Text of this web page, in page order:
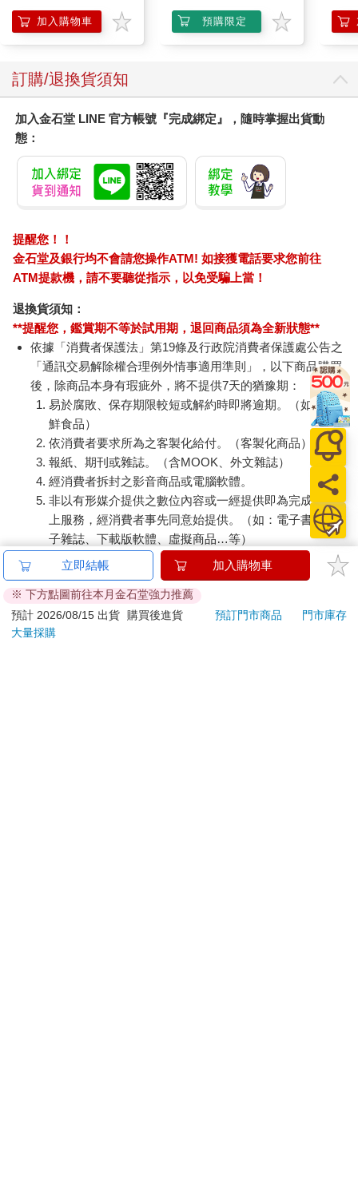
在想什麼。」
「難道熱舞社不用上台嗎？妳明明也被選為上台跳舞一員不
是。」
學生。
老天，一點也不誇張，真的就是鮮花，居然有人會帶著鮮花來學
校送方琦然。
「白痴真是一堆。」方琦然碎念，但還是禮貌性地出去應付對
方，沒幾分鐘那男的便垂頭喪氣拿著花離開。
班上男生發出嘲笑的聲音，同時也散發著絕望的悲哀，畢竟冰山
方琦然是個不可攻破的高牆，什麼都打動不了她，更別說要進入
她的內心。
在乎。
不過還是要為方琦然平反一下，冰山不是一日造成，漂亮又聰明
能幹外加嘴巴不留情的女生，如果沒被排擠反而有些不可思議，
方琦然只有說過一次：「象妳這樣只愛吃的女生最適合我了。」
所以我猜，她以前一定也經歷過被友情背叛的風霜過往，如今才
會寧願孤獨一匹狼也不與他人深交，我大概是她唯一最要好的女
性朋友了，想到這不免讓我沾沾自喜，畢竟我是一個如此優秀的
金牛座。
「妳在傻笑什麼？」她皺著眉頭回到座位邊。
「沒呀，我覺得妳能遇到我真是修了好幾輩子福氣。」
「妳一定又在亂想些有的沒的。」她再次翻白眼，美女翻白眼也
是很美，所以就不跟她計較了。
於是上了兩堂課後來到十點，我的肚子實在餓得受不了，跟方琦
然借了十塊，對，我就是連十塊都要用借的可憐窮鬼。
總之我借十塊想去合作社買麵包，怎麼求方琦然都不陪我去，只
好自己拖著飢餓的腳步來到合作社，買個了無新意卻物超所值的
蘋果麵包。
「蘋果麵包十五塊喔。」
就在我把十塊和麵包放到櫃檯時，阿姨說出了這句晴天霹靂的
話。
「阿姨！昨天才十塊，今天怎麼就十五塊了，通貨膨脹得也太快
阿姨比了牆壁上貼的公告，「今天起開始漲價，那公告已經貼了
一個月，妳每天來合作社都沒有看到嗎？」
加入購物車 預購限定
訂購/退換貨須知
加入金石堂 LINE 官方帳號『完成綁定』，隨時掌握出貨動
態：
提醒您！！
金石堂及銀行均不會請您操作ATM! 如接獲電話要求您前往
ATM提款機，請不要聽從指示，以免受騙上當！
退換貨須知：
**提醒您，鑑賞期不等於試用期，退回商品須為全新狀態**
依據「消費者保護法」第19條及行政院消費者保護處公告之
「通訊交易解除權合理例外情事適用準則」，以下商品購買
後，除商品本身有瑕疵外，將不提供7天的猶豫期：
易於腐敗、保存期限較短或解約時即將逾期。（如：生
鮮食品）
依消費者要求所為之客製化給付。（客製化商品）
報紙、期刊或雜誌。（含MOOK、外文雜誌）
經消費者拆封之影音商品或電腦軟體。
非以有形媒介提供之數位內容或一經提供即為完成之線
上服務，經消費者事先同意始提供。（如：電子書、電
子雜誌、下載版軟體、虛擬商品…等）
已拆封之個人衛生用品。（如：內衣褲、刮鬍刀、除毛
刀…等）
若非上列種類商品，均享有到貨7天的猶豫期（含例假
日）。
辦理退換貨時，商品（組合商品恕無法接受單獨退貨）必須
立即結帳 加入購物車
※ 下方點圖前往本月金石堂強力推薦
預計 2026/08/15 出貨
購買後進貨 預訂門市商品
門市庫存
大量採購